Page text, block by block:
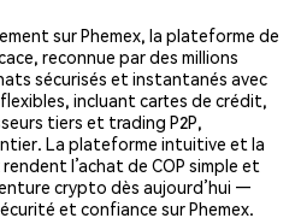
sur Phemex, la plateforme de
reconnue par des millions
sécurisés et instantanés avec
incluant cartes de crédit,
tiers et trading P2P,
La plateforme intuitive et la
l’achat de COP simple et
crypto dès aujourd’hui —
et confiance sur Phemex.